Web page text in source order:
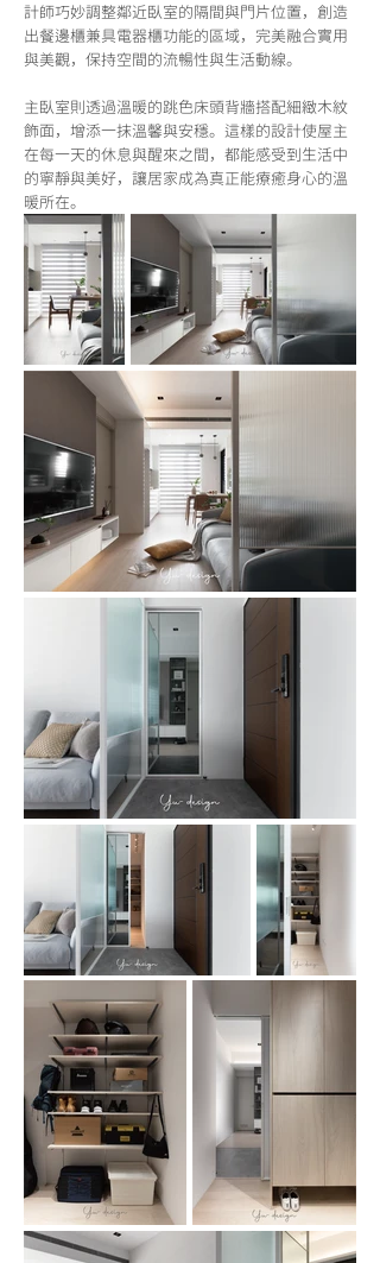
計師巧妙調整鄰近臥室的隔間與門片位置，創造
出餐邊櫃兼具電器櫃功能的區域，完美融合實用
與美觀，保持空間的流暢性與生活動線。
主臥室則透過溫暖的跳色床頭背牆搭配細緻木紋
飾面，增添一抹溫馨與安穩。這樣的設計使屋主
在每一天的休息與醒來之間，都能感受到生活中
的寧靜與美好，讓居家成為真正能療癒身心的溫
暖所在。